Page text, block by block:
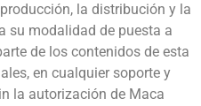
la distribución y la
su modalidad de puesta a
de los contenidos de esta
en cualquier soporte y
la autorización de Maca